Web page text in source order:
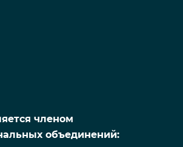
членом
объединений: